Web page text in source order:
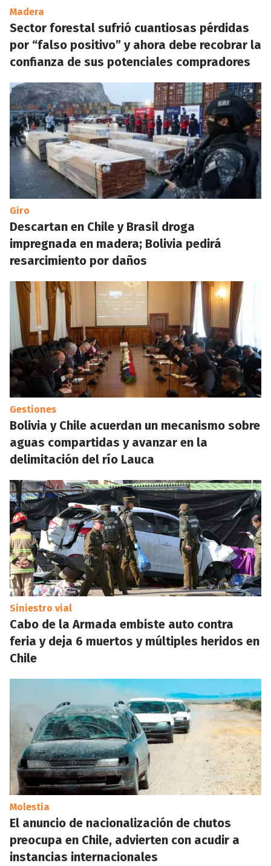
Madera
Sector forestal sufrió cuantiosas pérdidas
por “falso positivo” y ahora debe recobrar la
confianza de sus potenciales compradores
Giro
Descartan en Chile y Brasil droga
impregnada en madera; Bolivia pedirá
resarcimiento por daños
Gestiones
Bolivia y Chile acuerdan un mecanismo sobre
aguas compartidas y avanzar en la
delimitación del río Lauca
Siniestro vial
Cabo de la Armada embiste auto contra
feria y deja 6 muertos y múltiples heridos en
Chile
Molestia
El anuncio de nacionalización de chutos
preocupa en Chile, advierten con acudir a
instancias internacionales